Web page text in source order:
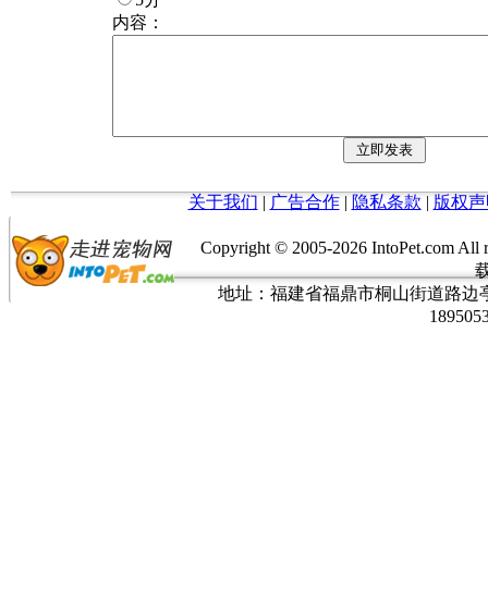
内容：
关于我们 | 广告合作| 隐私条款 | 版权
Copyright © 2005-2026 IntoPet.com
地址：福建省福鼎市桐山街道路边